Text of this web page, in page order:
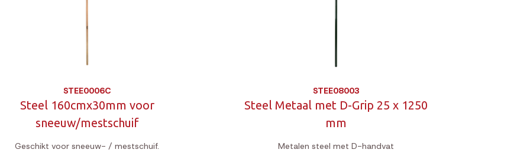
STEE0006C
Steel 160cmx30mm voor
sneeuw/mestschuif
Geschikt voor sneeuw- / mestschuif.
STEE08003
Steel Metaal met D-Grip 25 x 1250
mm
Metalen steel met D-handvat